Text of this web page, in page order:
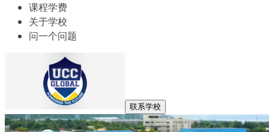
课程学费
关于学校
问一个问题
联系学校